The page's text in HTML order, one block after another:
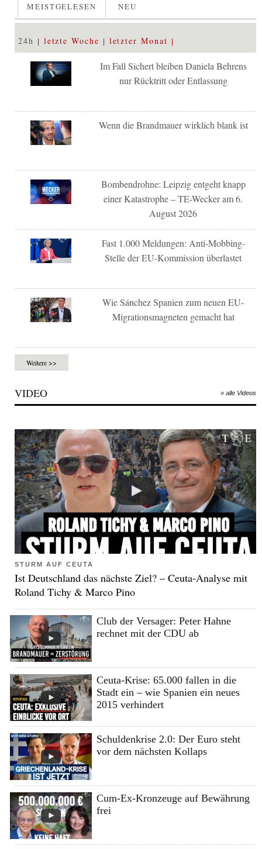
MEISTGELESEN NEU
24h letzte Woche letzter Monat
Im Fall Sichert bleiben Daniela Behrens
nur Rücktritt oder Entlassung
Wenn die Brandmauer wirklich blank ist
Bombendrohne: Leipzig entgeht knapp
einer Katastrophe – TE-Wecker am 6.
August 2026
Fast 1.000 Meldungen: Anti-Mobbing-
Stelle der EU-Kommission überlastet
Wie Sánchez Spanien zum neuen EU-
Migrationsmagneten gemacht hat
Weitere >>
VIDEO » alle Videos
STURM AUF CEUTA
Ist Deutschland das nächste Ziel? – Ceuta-Analyse mit
Roland Tichy & Marco Pino
Club der Versager: Peter Hahne
rechnet mit der CDU ab
Ceuta-Krise: 65.000 fallen in die
Stadt ein – wie Spanien ein neues
2015 verhindert
Schuldenkrise 2.0: Der Euro steht
vor dem nächsten Kollaps
Cum-Ex-Kronzeuge auf Bewährung
frei